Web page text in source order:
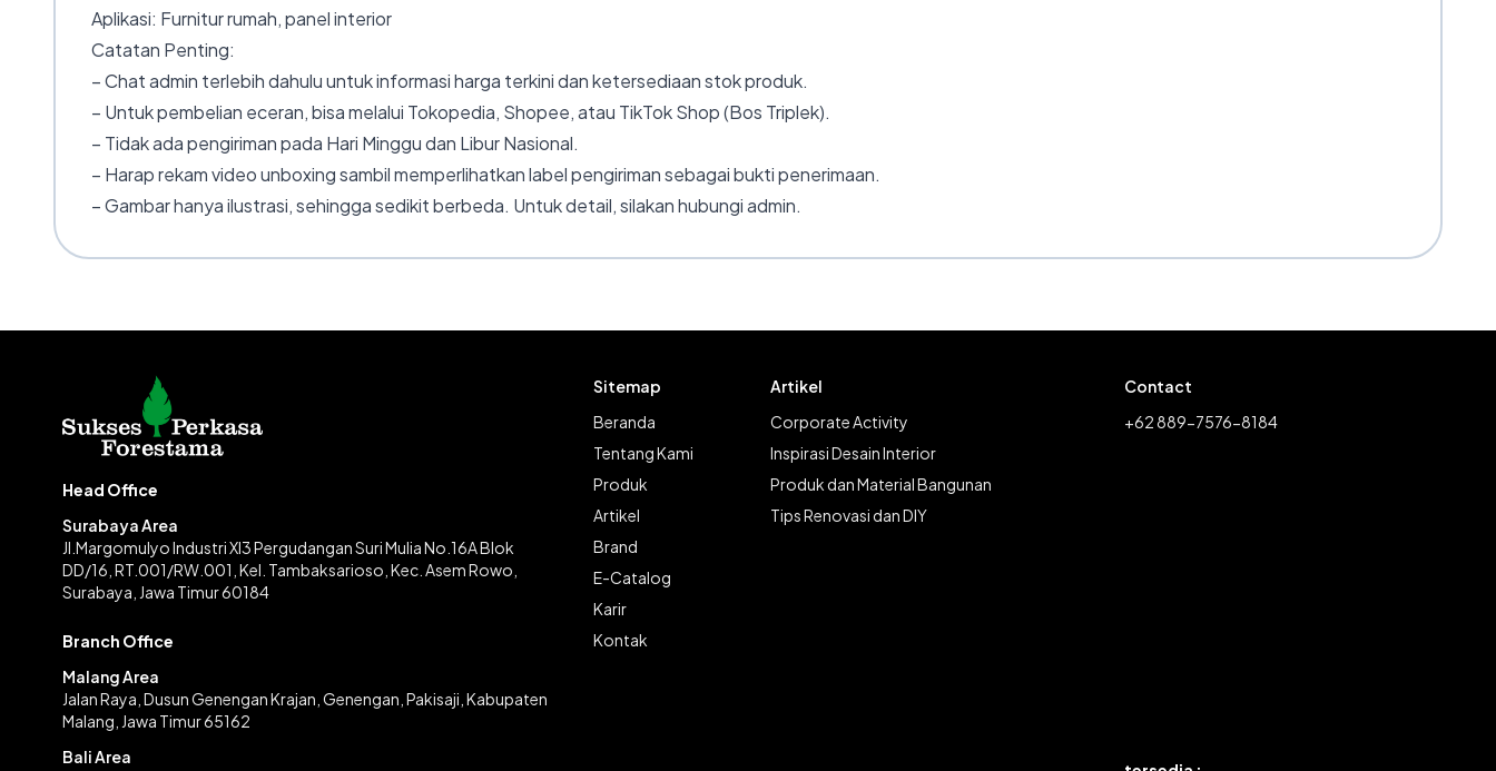
Aplikasi: Furnitur rumah, panel interior
Catatan Penting:
– Chat admin terlebih dahulu untuk informasi harga terkini dan ketersediaan stok produk.
– Untuk pembelian eceran, bisa melalui Tokopedia, Shopee, atau TikTok Shop (Bos Triplek).
– Tidak ada pengiriman pada Hari Minggu dan Libur Nasional.
– Harap rekam video unboxing sambil memperlihatkan label pengiriman sebagai bukti penerimaan.
– Gambar hanya ilustrasi, sehingga sedikit berbeda. Untuk detail, silakan hubungi admin.
Head Office
Surabaya Area
Jl.Margomulyo Industri XI3 Pergudangan Suri Mulia No.16A Blok
DD/16, RT.001/RW.001, Kel. Tambaksarioso, Kec. Asem Rowo,
Surabaya, Jawa Timur 60184
Branch Office
Malang Area
Jalan Raya, Dusun Genengan Krajan, Genengan, Pakisaji, Kabupaten
Malang, Jawa Timur 65162
Bali Area
Sitemap
Beranda
Tentang Kami
Produk
Artikel
Brand
E-Catalog
Karir
Kontak
Artikel
Corporate Activity
Inspirasi Desain Interior
Produk dan Material Bangunan
Tips Renovasi dan DIY
Contact
+62 889-7576-8184